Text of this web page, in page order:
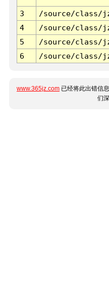
3 /source/class/
4
/source/class/
5
/source/class/
6
/source/class/
www.365jz.com 已经将此出错信
们